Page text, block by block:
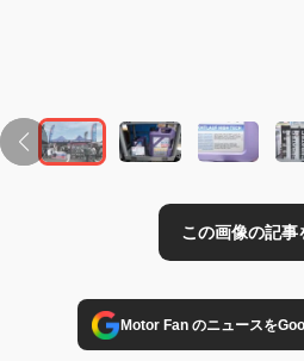
Motor Fan のニュースを